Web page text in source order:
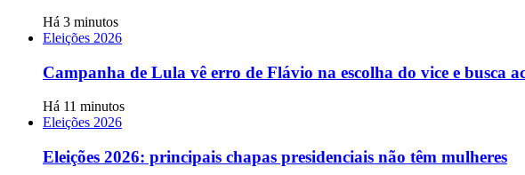
Há 3 minutos
Eleições 2026
Campanha de Lula vê erro de Flávio na escolha do vice e busca
Há 11 minutos
Eleições 2026
Eleições 2026: principais chapas presidenciais não têm mulheres